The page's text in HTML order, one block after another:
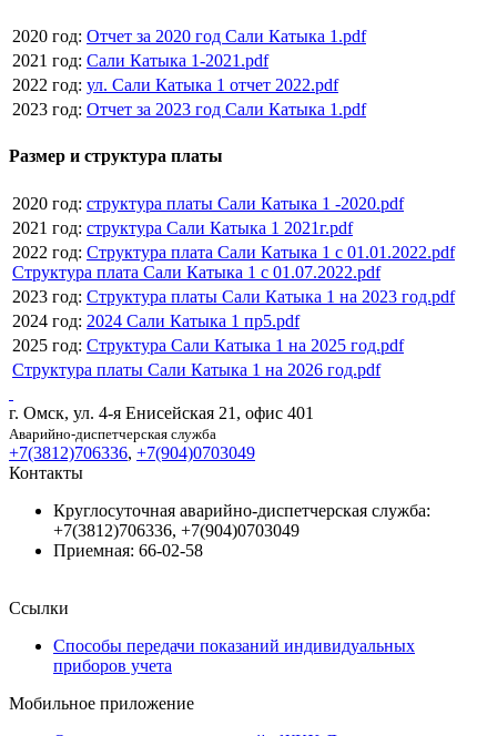
2020 год: Отчет за 2020 год Сали Катыка 1.pdf
2021 год: Сали Катыка 1-2021.pdf
2022 год: ул. Сали Катыка 1 отчет 2022.pdf
2023 год: Отчет за 2023 год Сали Катыка 1.pdf
Размер и структура платы
2020 год: структура платы Сали Катыка 1 -2020.pdf
2021 год: структура Сали Катыка 1 2021г.pdf
2022 год: Структура плата Сали Катыка 1 с 01.01.2022.pdf
Структура плата Сали Катыка 1 с 01.07.2022.pdf
2023 год: Структура платы Сали Катыка 1 на 2023 год.pdf
2024 год: 2024 Сали Катыка 1 пр5.pdf
2025 год: Структура Сали Катыка 1 на 2025 год.pdf
Структура платы Сали Катыка 1 на 2026 год.pdf
г. Омск, ул. 4-я Енисейская 21, офис 401
Аварийно-диспетчерская служба
+7(3812)706336, +7(904)0703049
Контакты
Круглосуточная аварийно-диспетчерская служба:
+7(3812)706336, +7(904)0703049
Приемная: 66-02-58
Ссылки
Способы передачи показаний индивидуальных
приборов учета
Мобильное приложение